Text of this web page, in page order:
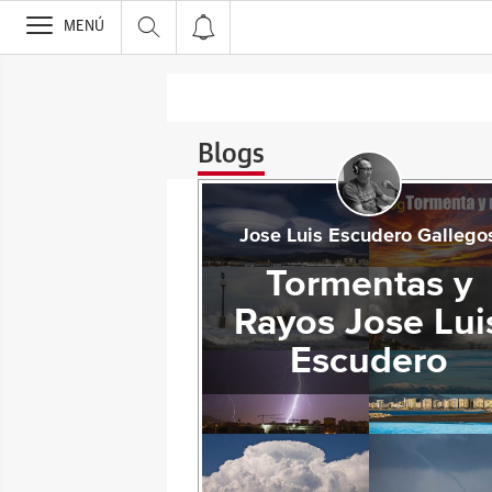
>
MENÚ
Blogs
Jose Luis Escudero
Tormentas y
Rayos Jose
Escudero